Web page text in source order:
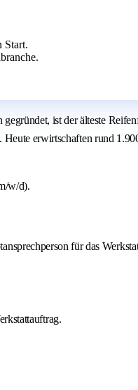
Start.
ist der älteste
erwirtschaften rund
w/d).
für das